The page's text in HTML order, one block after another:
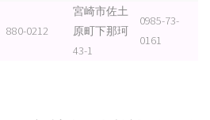
880-0212
宮崎市佐土
原町下那珂
43-1
0985-73-
0161